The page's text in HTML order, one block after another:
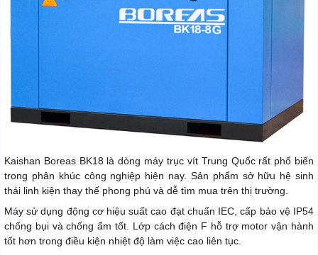
Kaishan Boreas BK18 là dòng máy trục vít Trung Quốc rất phổ biến
trong phân khúc công nghiệp hiện nay. Sản phẩm sở hữu hệ sinh
thái linh kiện thay thế phong phú và dễ tìm mua trên thị trường.
Máy sử dụng động cơ hiệu suất cao đạt chuẩn IEC, cấp bảo vệ IP54
chống bụi và chống ẩm tốt. Lớp cách điện F hỗ trợ motor vận hành
tốt hơn trong điều kiện nhiệt độ làm việc cao liên tục.